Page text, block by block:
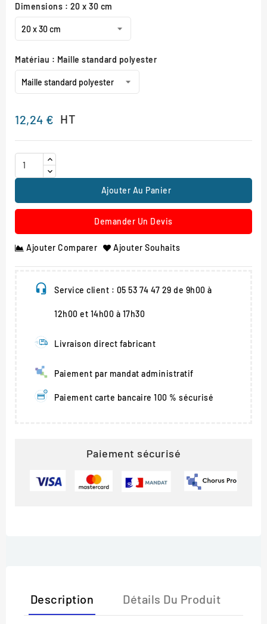
Dimensions : 20 x 30 cm
Matériau : Maille standard polyester
12,24 € HT
Ajouter Au Panier
Demander Un Devis
Ajouter Comparer Ajouter Souhaits
Service client : 05 53 74 47 29 de 9h00 à
12h00 et 14h00 à 17h30
Livraison direct fabricant
Paiement par mandat administratif
Paiement carte bancaire 100 % sécurisé
Paiement sécurisé
Description Détails Du Produit